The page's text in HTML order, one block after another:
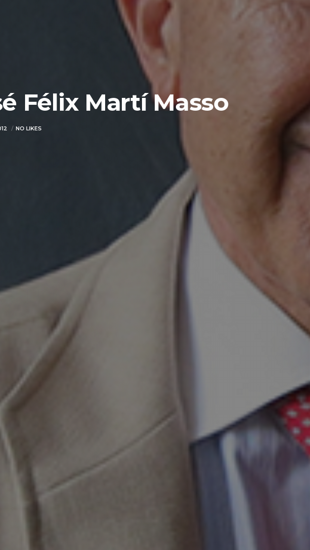
Félix Martí Masso
NO LIKES